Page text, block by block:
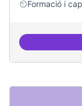
Formació i